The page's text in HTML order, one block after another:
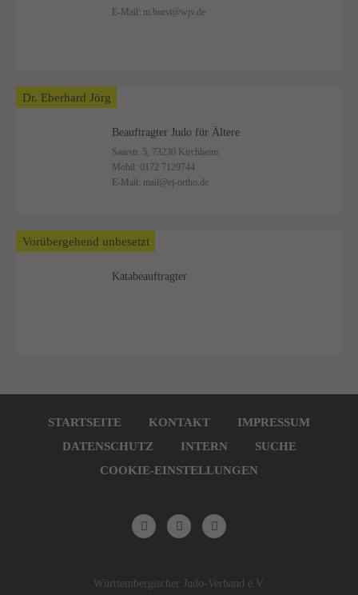
E-Mail: m.borst@wjv.de
Dr. Eberhard Jörg
Beauftragter Judo für Ältere
Saarstr. 5, 73230 Kirchheim
Mobil: 0172 7129744
E-Mail: mail@ej-ortho.de
Vorübergehend unbesetzt
Katabeauftragter
überspringenSTARTSEITE KONTAKT
IMPRESSUM
DATENSCHUTZ
INTERN
SUCHE
COOKIE-EINSTELLUNGEN
Württembergischer Judo-Verband e.V.